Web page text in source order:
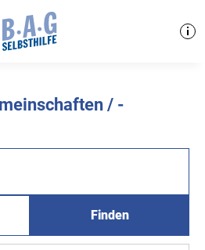
/ -
Finden